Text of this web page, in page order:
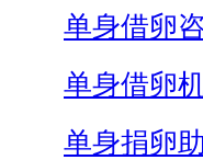
单身借卵
单身借卵
单身捐卵